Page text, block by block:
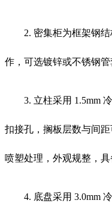
2. 密集柜为框架钢结
作，可选镀锌或不锈钢管
3. 立柱采用 1.5mm
扣接孔，搁板层数与间
喷塑处理，外观规整，具
4. 底盘采用 3.0mm